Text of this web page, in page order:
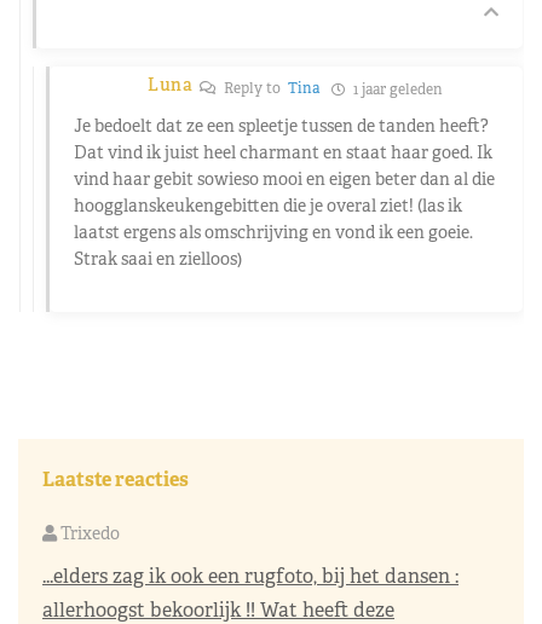
Luna Reply to Tina 1 jaar geleden
Je bedoelt dat ze een spleetje tussen de tanden heeft?
Dat vind ik juist heel charmant en staat haar goed. Ik
vind haar gebit sowieso mooi en eigen beter dan al die
hoogglanskeukengebitten die je overal ziet! (las ik
laatst ergens als omschrijving en vond ik een goeie.
Strak saai en zielloos)
Laatste reacties
Trixedo
...elders zag ik ook een rugfoto, bij het dansen :
allerhoogst bekoorlijk !! Wat heeft deze